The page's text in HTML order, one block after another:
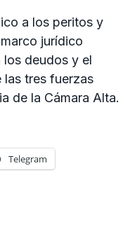
a los peritos y
jurídico
los deudos y el
las tres fuerzas
de la Cámara Alta.
Telegram